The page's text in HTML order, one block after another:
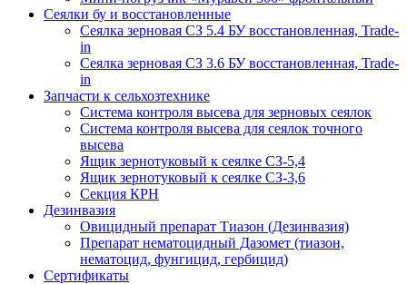
Сеялки бу и восстановленные
Сеялка зерновая СЗ 5.4 БУ восстановленная, Trade-
in
Сеялка зерновая СЗ 3.6 БУ восстановленная, Trade-
in
Запчасти к сельхозтехнике
Система контроля высева для зерновых сеялок
Система контроля высева для сеялок точного
высева
Ящик зернотуковый к сеялке СЗ-5,4
Ящик зернотуковый к сеялке СЗ-3,6
Секция КРН
Дезинвазия
Овицидный препарат Тиазон (Дезинвазия)
Препарат нематоцидный Дазомет (тиазон,
нематоцид, фунгицид, гербицид)
Сертификаты